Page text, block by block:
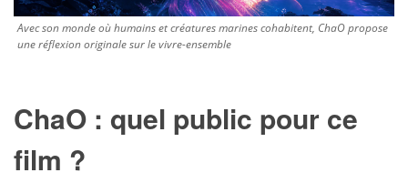
Avec son monde où humains et créatures marines cohabitent, ChaO propose
une réflexion originale sur le vivre-ensemble
ChaO : quel public pour ce
film ?